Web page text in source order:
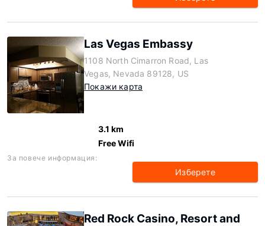
Las Vegas Embassy
1108 North Cimarron Road, Las
Vegas, Nevada 89128, US
Покажи карта
3.1 km
Free Wifi
За повече информация:
Изберете
Red Rock Casino, Resort and